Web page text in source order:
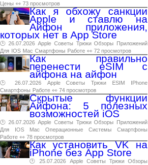
Цены 👀 73 просмотров
Как я обхожу санкции
Apple и ставлю на
Айфон приложения,
которых нет в App Store
🕑 26.07.2026 Apple Советы Трюки Обзоры
Приложений
Для IOS Mac Смартфоны Работе 👀 72 просмотров
Как правильно
перенести eSIM с
айфона на айфон
🕑 26.07.2026 Apple Советы Трюки ESIM
IPhone
Смартфоны Работе 👀 74 просмотров
Скрытые функции
Айфона: 5 полезных
возможностей iOS
🕑 26.07.2026 Apple Советы Трюки Обзоры
Приложений
Для
IOS Mac Операционные Системы
Смартфоны
Работе 👀 78 просмотров
Как установить VK на
iPhone без App Store
🕑 25.07.2026 Apple Советы Трюки Обзоры